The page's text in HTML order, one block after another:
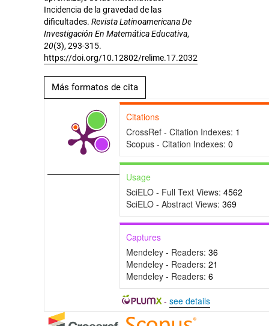
Incidencia de la gravedad de las
dificultades. Revista Latinoamericana De
Investigación En Matemática Educativa,
20(3), 293-315.
https://doi.org/10.12802/relime.17.2032
Más formatos de cita
Citations
CrossRef - Citation Indexes: 1
Scopus - Citation Indexes: 0
Usage
SciELO - Full Text Views: 4562
SciELO - Abstract Views: 369
Captures
Mendeley - Readers: 36
Mendeley - Readers: 21
Mendeley - Readers: 6
- see details